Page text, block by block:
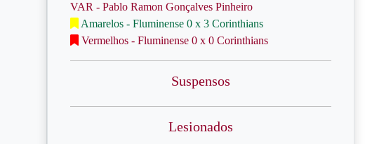
VAR - Pablo Ramon Gonçalves Pinheiro
Amarelos - Fluminense 0 x 3 Corinthians
Vermelhos - Fluminense 0 x 0 Corinthians
Suspensos
Lesionados